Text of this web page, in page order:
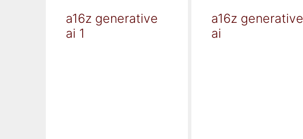
a16z generative
ai 1
a16z generative
ai